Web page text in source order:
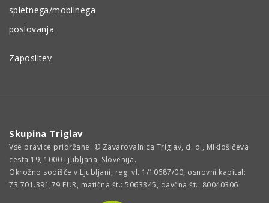
spletnega/mobilnega
poslovanja
Zaposlitev
Skupina Triglav
Vse pravice pridržane. © Zavarovalnica Triglav, d. d., Miklošičeva
cesta 19, 1000 Ljubljana, Slovenija.
Okrožno sodišče v Ljubljani, reg. vl. 1/10687/00, osnovni kapital:
73.701.391,79 EUR, matična št.: 5063345, davčna št.: 80040306